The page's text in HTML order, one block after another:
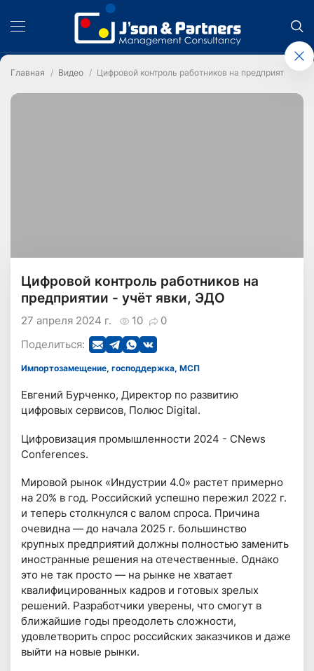
Главная Видео Цифровой контроль работников на предприятии -
Цифровой контроль работников на
предприятии - учёт явки, ЭДО
10 0
27 апреля 2024 г.
Поделиться:
Импортозамещение, господдержка, МСП
Евгений Бурченко, Директор по развитию
цифровых сервисов, Полюс Digital.
Цифровизация промышленности 2024 - CNews
Conferences.
Мировой рынок «Индустрии 4.0» растет примерно
на 20% в год. Российский успешно пережил 2022 г.
и теперь столкнулся с валом спроса. Причина
очевидна — до начала 2025 г. большинство
крупных предприятий должны полностью заменить
иностранные решения на отечественные. Однако
это не так просто — на рынке не хватает
квалифицированных кадров и готовых зрелых
решений. Разработчики уверены, что смогут в
ближайшие годы преодолеть сложности,
удовлетворить спрос российских заказчиков и даже
выйти на новые рынки.